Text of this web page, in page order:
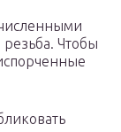
Чтобы